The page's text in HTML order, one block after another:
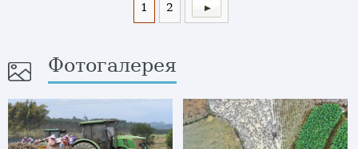
1 2
Фотогалерея